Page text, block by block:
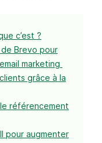
c’est ?
de Brevo pour
marketing
grâce à la
référencement
pour augmenter